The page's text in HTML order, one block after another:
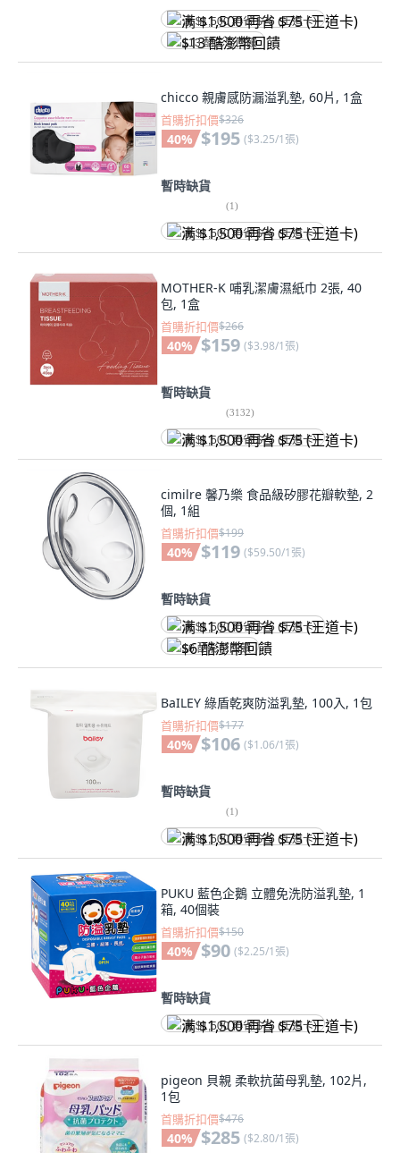
满 $1,500 再省 $75 (王道卡)
$13 酷澎幣回饋
chicco 親膚感防漏溢乳墊, 60片, 1盒
首購折扣價$326
40% $195 ($3.25/1張)
暫時缺貨
(1)
满 $1,500 再省 $75 (王道卡)
MOTHER-K 哺乳潔膚濕紙巾 2張, 40
包, 1盒
首購折扣價$266
40% $159 ($3.98/1張)
暫時缺貨
(3132)
满 $1,500 再省 $75 (王道卡)
cimilre 馨乃樂 食品級矽膠花瓣軟墊, 2
個, 1組
首購折扣價$199
40% $119 ($59.50/1張)
暫時缺貨
满 $1,500 再省 $75 (王道卡)
$6 酷澎幣回饋
BaILEY 綠盾乾爽防溢乳墊, 100入, 1包
首購折扣價$177
40% $106 ($1.06/1張)
暫時缺貨
(1)
满 $1,500 再省 $75 (王道卡)
PUKU 藍色企鵝 立體免洗防溢乳墊, 1
箱, 40個裝
首購折扣價$150
40% $90 ($2.25/1張)
暫時缺貨
满 $1,500 再省 $75 (王道卡)
pigeon 貝親 柔軟抗菌母乳墊, 102片,
1包
首購折扣價$476
40% $285 ($2.80/1張)